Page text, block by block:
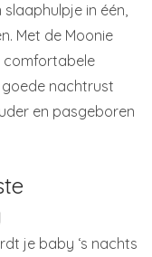
slaaphulpje in één,
Met de Moonie
comfortabele
goede nachtrust
en pasgeboren
je baby ‘s nachts